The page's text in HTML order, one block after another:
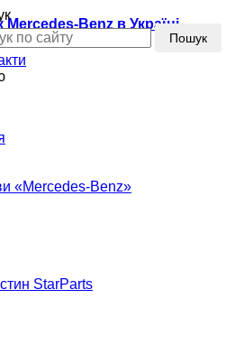
Benz в Україні
Пошук
«Mercedes-Benz»
StarParts